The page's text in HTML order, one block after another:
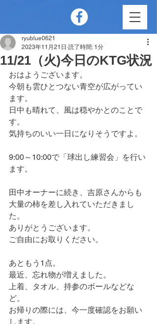
11/21（火)今日のKTG状況
ryublue0621
2023年11月21日 読了時間: 1分
おはようございます。
今朝も雲ひとつない青空が広がってい
ます。
日中も晴れて、風は穏やかとのことで
す。
気持ちのいい一日になりそうですよ。
9:00～10:00で「球出し練習会」を行い
ます。
田中オーナーに続き、吉原さんからも
大量の柿を差し入れていただきまし
た。
ありがとうございます。
ご自由にお取りください。
あともう1点。
最近、忘れ物が増えました。
上着、タオル、持参のボールなどな
ど。
お帰りの際には、今一度確認をお願い
します。